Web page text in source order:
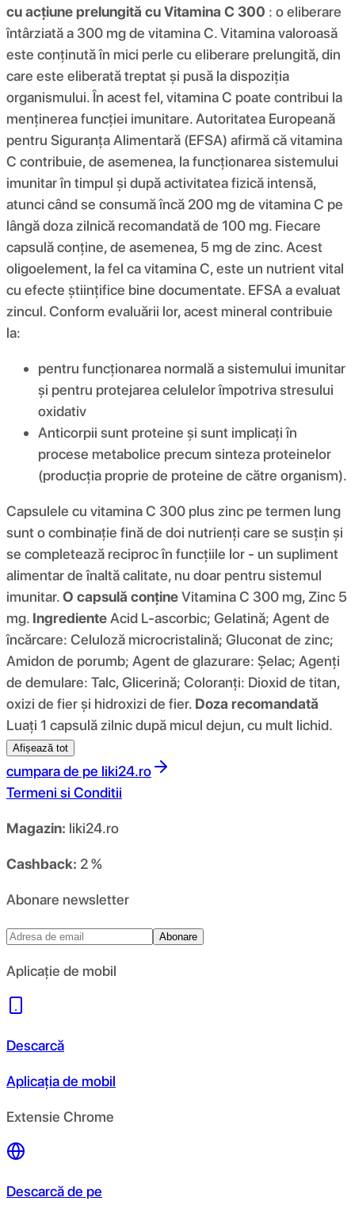
cu acțiune prelungită cu Vitamina C 300 : o eliberare
întârziată a 300 mg de vitamina C. Vitamina valoroasă
este conținută în mici perle cu eliberare prelungită, din
care este eliberată treptat și pusă la dispoziția
organismului. În acest fel, vitamina C poate contribui la
menținerea funcției imunitare. Autoritatea Europeană
pentru Siguranța Alimentară (EFSA) afirmă că vitamina
C contribuie, de asemenea, la funcționarea sistemului
imunitar în timpul și după activitatea fizică intensă,
atunci când se consumă încă 200 mg de vitamina C pe
lângă doza zilnică recomandată de 100 mg. Fiecare
capsulă conține, de asemenea, 5 mg de zinc. Acest
oligoelement, la fel ca vitamina C, este un nutrient vital
cu efecte științifice bine documentate. EFSA a evaluat
zincul. Conform evaluării lor, acest mineral contribuie
la:
pentru funcționarea normală a sistemului imunitar
și pentru protejarea celulelor împotriva stresului
oxidativ
Anticorpii sunt proteine ​​și sunt implicați în
procese metabolice precum sinteza proteinelor
(producția proprie de proteine ​​de către organism).
Capsulele cu vitamina C 300 plus zinc pe termen lung
sunt o combinație fină de doi nutrienți care se susțin și
se completează reciproc în funcțiile lor - un supliment
alimentar de înaltă calitate, nu doar pentru sistemul
imunitar.O capsulă conțineVitamina C 300 mg, Zinc 5
mg. IngredienteAcid L-ascorbic; Gelatină; Agent de
încărcare: Celuloză microcristalină; Gluconat de zinc;
Amidon de porumb; Agent de glazurare: Șelac; Agenți
de demulare: Talc, Glicerină; Coloranți: Dioxid de titan,
oxizi de fier și hidroxizi de fier. Doza recomandată
Luați 1 capsulă zilnic după micul dejun, cu mult lichid.
Afișează tot
cumpara de pe liki24.ro
Termeni si Conditii
Magazin: liki24.ro
Cashback: 2 %
Abonare newsletter
Abonare
Aplicație de mobil
Descarcă
Aplicația de mobil
Extensie Chrome
Descarcă de pe